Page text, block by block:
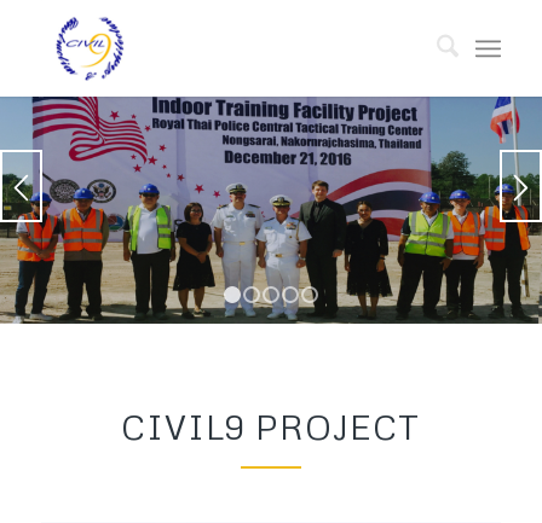
1 2 3 4 5
CIVIL9 PROJECT